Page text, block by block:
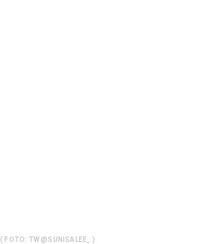
( FOTO: TW @SUNISALEE_ )